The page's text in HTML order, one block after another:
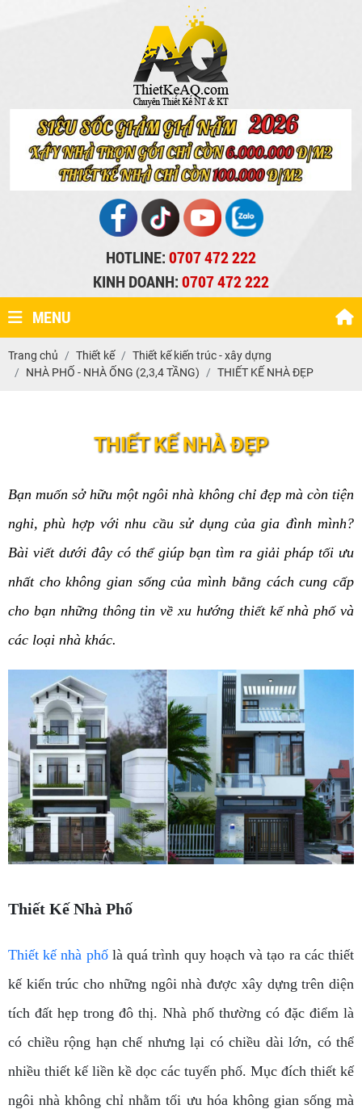
HOTLINE:0707 472 222
KINH DOANH:0707 472 222
MENU
Trang chủ Thiết kế
Thiết kế kiến trúc - xây dựng
NHÀ PHỐ - NHÀ ỐNG (2,3,4 TẦNG)
THIẾT KẾ NHÀ ĐẸP
THIẾT KẾ NHÀ ĐẸP
Bạn muốn sở hữu một ngôi nhà không chỉ đẹp mà còn tiện
nghi, phù hợp với nhu cầu sử dụng của gia đình mình?
Bài viết dưới đây có thể giúp bạn tìm ra giải pháp tối ưu
nhất cho không gian sống của mình bằng cách cung cấp
cho bạn những thông tin về xu hướng thiết kế nhà phố và
các loại nhà khác.
Thiết Kế Nhà Phố
Thiết kế nhà phốlà quá trình quy hoạch và tạo ra các thiết
kế kiến ​​trúc cho những ngôi nhà được xây dựng trên diện
tích đất hẹp trong đô thị. Nhà phố thường có đặc điểm là
có chiều rộng hạn chế nhưng lại có chiều dài lớn, có thể
nhiều thiết kế liền kề dọc các tuyến phố. Mục đích thiết kế
ngôi nhà không chỉ nhằm tối ưu hóa không gian sống mà